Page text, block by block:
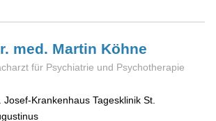
med. Martin Köhne
für Psychiatrie und Psychotherapie
Josef-Krankenhaus Tagesklinik St.